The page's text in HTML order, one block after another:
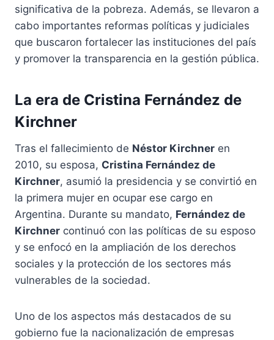
significativa de la pobreza. Además, se llevaron a
cabo importantes reformas políticas y judiciales
que buscaron fortalecer las instituciones del país
y promover la transparencia en la gestión pública.
La era de Cristina Fernández de
Kirchner
Tras el fallecimiento de Néstor Kirchner en
2010, su esposa, Cristina Fernández de
Kirchner, asumió la presidencia y se convirtió en
la primera mujer en ocupar ese cargo en
Argentina. Durante su mandato, Fernández de
Kirchner continuó con las políticas de su esposo
y se enfocó en la ampliación de los derechos
sociales y la protección de los sectores más
vulnerables de la sociedad.
Uno de los aspectos más destacados de su
gobierno fue la nacionalización de empresas